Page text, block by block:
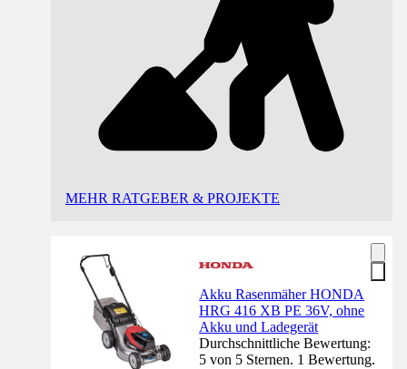
MEHR RATGEBER & PROJEKTE
Akku Rasenmäher HONDA
HRG 416 XB PE 36V, ohne
Akku und Ladegerät
Durchschnittliche Bewertung:
5 von 5 Sternen. 1 Bewertung.